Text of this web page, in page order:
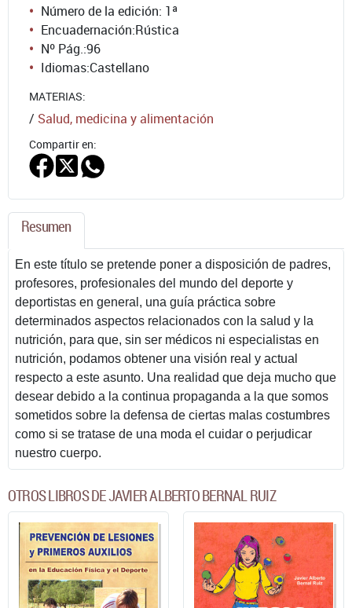
Número de la edición: 1ª
Encuadernación:Rústica
Nº Pág.:96
Idiomas:Castellano
MATERIAS:
/ Salud, medicina y alimentación
Compartir en:
Resumen
En este título se pretende poner a disposición de padres,
profesores, profesionales del mundo del deporte y
deportistas en general, una guía práctica sobre
determinados aspectos relacionados con la salud y la
nutrición, para que, sin ser médicos ni especialistas en
nutrición, podamos obtener una visión real y actual
respecto a este asunto. Una realidad que deja mucho que
desear debido a la continua propaganda a la que somos
sometidos sobre la defensa de ciertas malas costumbres
como si se tratase de una moda el cuidar o perjudicar
nuestro cuerpo.
OTROS LIBROS DE JAVIER ALBERTO BERNAL RUIZ